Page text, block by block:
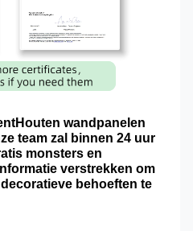
Houten wandpanelen
team zal binnen 24 uur
monsters en
verstrekken om
behoeften te